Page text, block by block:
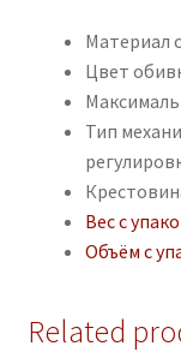
Материал
Цвет
Тип
Вес с
Объём с
Related